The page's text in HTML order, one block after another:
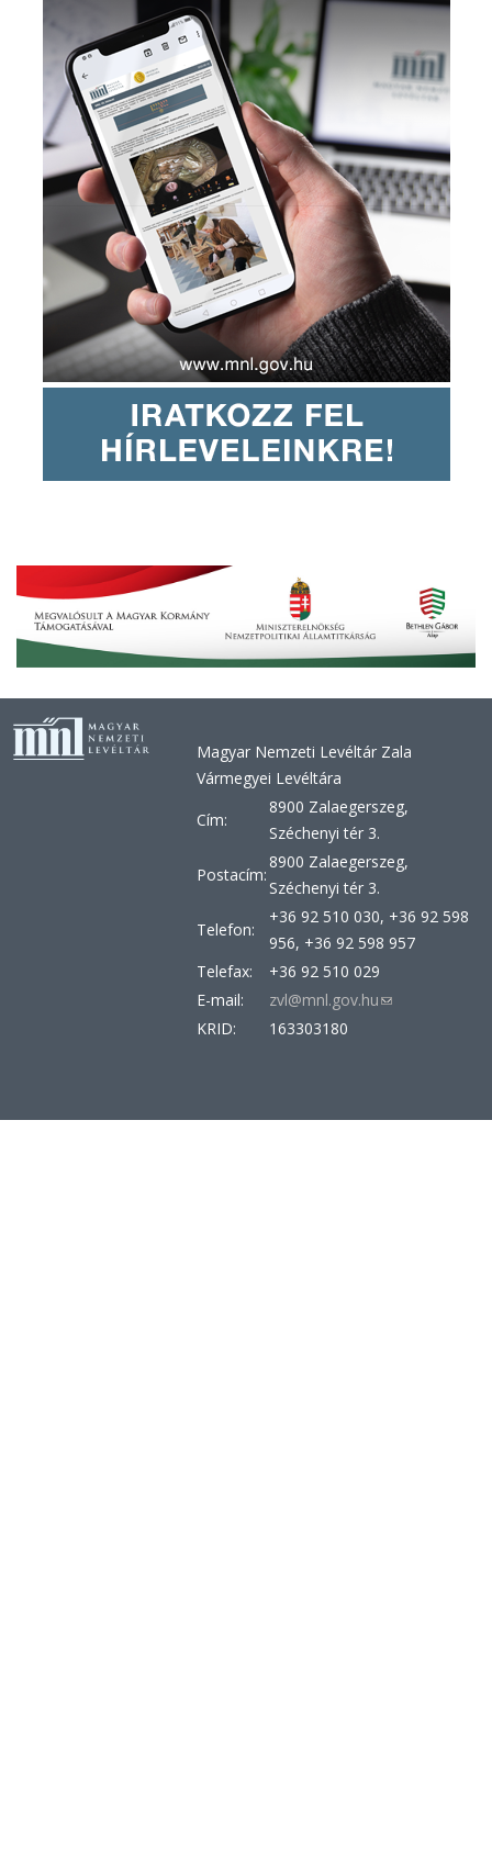
Magyar Nemzeti Levéltár Zala
Vármegyei Levéltára
Cím:
8900 Zalaegerszeg,
Széchenyi tér 3.
Postacím:
8900 Zalaegerszeg,
Széchenyi tér 3.
Telefon:
+36 92 510 030, +36 92 598
956, +36 92 598 957
Telefax:
+36 92 510 029
E-mail:
zvl@mnl.gov.hu(link
KRID: 163303180